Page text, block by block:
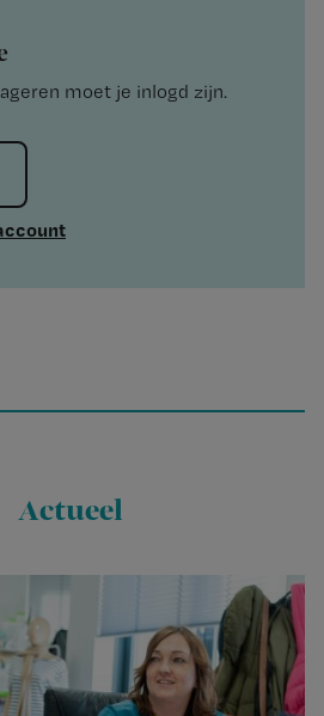
moet je inlogd zijn.
Actueel